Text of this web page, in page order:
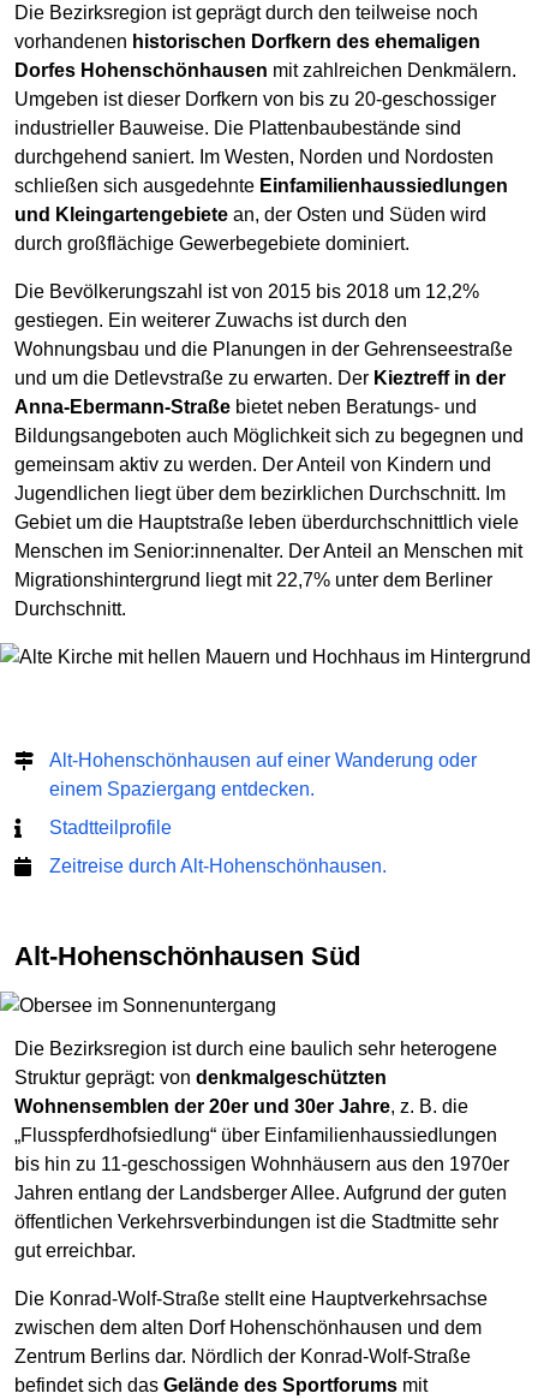
Die Bezirksregion ist geprägt durch den teilweise noch
vorhandenen historischen Dorfkern des ehemaligen
Dorfes Hohenschönhausen mit zahlreichen Denkmälern.
Umgeben ist dieser Dorfkern von bis zu 20-geschossiger
industrieller Bauweise. Die Plattenbaubestände sind
durchgehend saniert. Im Westen, Norden und Nordosten
schließen sich ausgedehnte Einfamilienhaussiedlungen
und Kleingartengebiete an, der Osten und Süden wird
durch großflächige Gewerbegebiete dominiert.
Die Bevölkerungszahl ist von 2015 bis 2018 um 12,2%
gestiegen. Ein weiterer Zuwachs ist durch den
Wohnungsbau und die Planungen in der Gehrenseestraße
und um die Detlevstraße zu erwarten. Der Kieztreff in der
Anna-Ebermann-Straße bietet neben Beratungs- und
Bildungsangeboten auch Möglichkeit sich zu begegnen und
gemeinsam aktiv zu werden. Der Anteil von Kindern und
Jugendlichen liegt über dem bezirklichen Durchschnitt. Im
Gebiet um die Hauptstraße leben überdurchschnittlich viele
Menschen im Senior:innenalter. Der Anteil an Menschen mit
Migrationshintergrund liegt mit 22,7% unter dem Berliner
Durchschnitt.
Alt-Hohenschönhausen auf einer Wanderung oder
einem Spaziergang entdecken.
Stadtteilprofile
Zeitreise durch Alt-Hohenschönhausen.
Alt-Hohenschönhausen Süd
Die Bezirksregion ist durch eine baulich sehr heterogene
Struktur geprägt: von denkmalgeschützten
Wohnensemblen der 20er und 30er Jahre, z. B. die
„Flusspferdhofsiedlung“ über Einfamilienhaussiedlungen
bis hin zu 11-geschossigen Wohnhäusern aus den 1970er
Jahren entlang der Landsberger Allee. Aufgrund der guten
öffentlichen Verkehrsverbindungen ist die Stadtmitte sehr
gut erreichbar.
Die Konrad-Wolf-Straße stellt eine Hauptverkehrsachse
zwischen dem alten Dorf Hohenschönhausen und dem
Zentrum Berlins dar. Nördlich der Konrad-Wolf-Straße
befindet sich das Gelände des Sportforums mit